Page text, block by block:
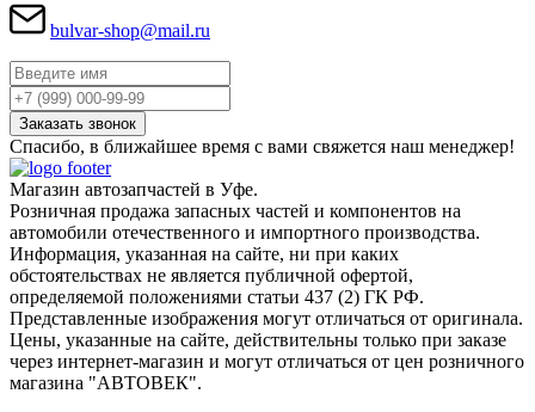
bulvar-shop@mail.ru
Спасибо, в ближайшее время с вами свяжется наш менеджер!
Магазин автозапчастей в Уфе.
Розничная продажа запасных частей и компонентов на
автомобили отечественного и импортного производства.
Информация, указанная на сайте, ни при каких
обстоятельствах не является публичной офертой,
определяемой положениями статьи 437 (2) ГК РФ.
Представленные изображения могут отличаться от оригинала.
Цены, указанные на сайте, действительны только при заказе
через интернет-магазин и могут отличаться от цен розничного
магазина "АВТОВЕК".